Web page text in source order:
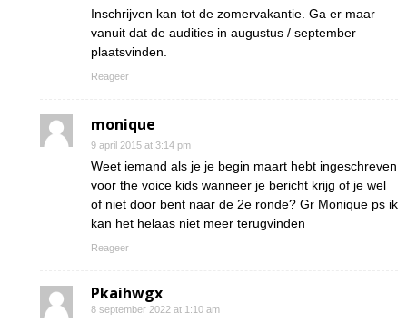
Inschrijven kan tot de zomervakantie. Ga er maar
vanuit dat de audities in augustus / september
plaatsvinden.
Reageer
monique
9 april 2015 at 3:14 pm
Weet iemand als je je begin maart hebt ingeschreven
voor the voice kids wanneer je bericht krijg of je wel
of niet door bent naar de 2e ronde? Gr Monique ps ik
kan het helaas niet meer terugvinden
Reageer
Pkaihwgx
8 september 2022 at 1:10 am